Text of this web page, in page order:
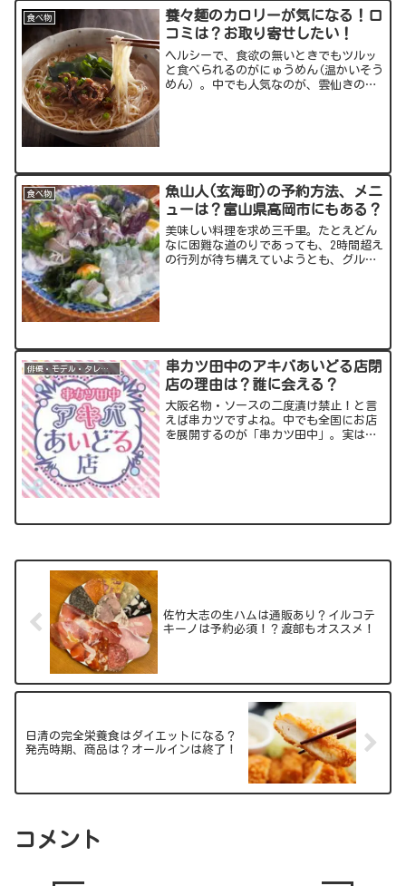
オープン！今回の記事...
食べ物
養々麺のカロリーが気になる！口
コミは？お取り寄せしたい！
ヘルシーで、食欲の無いときでもツルッ
と食べられるのがにゅうめん(温かいそう
めん）。中でも人気なのが、雲仙きのこ
食べ物
魚山人(玄海町)の予約方法、メニ
ューは？富山県高岡市にもある？
美味しい料理を求め三千里。たとえどん
なに困難な道のりであっても、2時間超え
の行列が待ち構えていようとも、グルメ
俳優・モデル・タレント
串カツ田中のアキバあいどる店閉
店の理由は？誰に会える？
大阪名物・ソースの二度漬け禁止！と言
えば串カツですよね。中でも全国にお店
を展開するのが「串カツ田中」。実はオ
佐竹大志の生ハムは通販あり？イルコテ
キーノは予約必須！？渡部もオススメ！
日清の完全栄養食はダイエットになる？
発売時期、商品は？オールインは終了！
コメント